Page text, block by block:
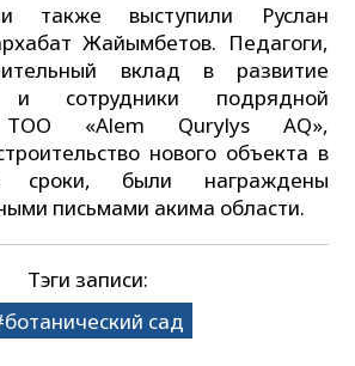
также выступили Руслан
Жайымбетов. Педагоги,
вклад в развитие
и сотрудники подрядной
ТОО «Alem Qurylys AQ»,
нового объекта в
сроки, были награждены
письмами акима области.
Тэги записи:
ботанический сад